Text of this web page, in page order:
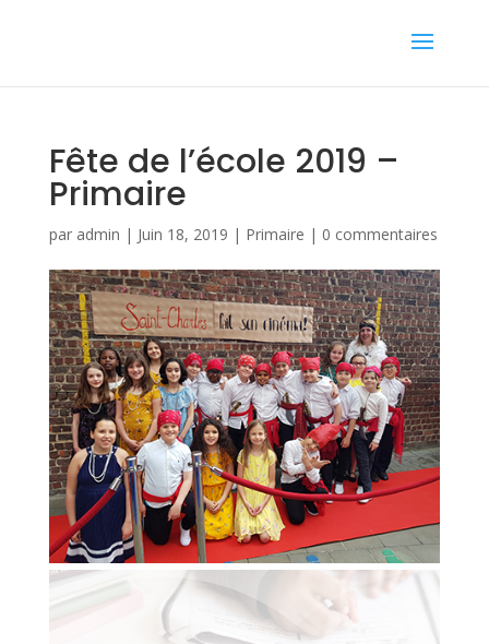
Fête de l’école 2019 –
Primaire
par admin | Juin 18, 2019 | Primaire | 0 commentaires